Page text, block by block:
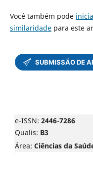
Você também pode
similaridadepara este
e-ISSN: 2446-7286
Qualis: B3
Área: Ciências da